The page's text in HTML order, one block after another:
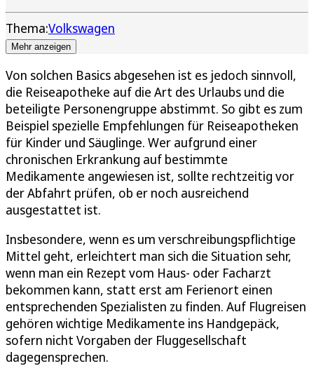
Thema:Volkswagen
Mehr anzeigen
Von solchen Basics abgesehen ist es jedoch sinnvoll,
die Reiseapotheke auf die Art des Urlaubs und die
beteiligte Personengruppe abstimmt. So gibt es zum
Beispiel spezielle Empfehlungen für Reiseapotheken
für Kinder und Säuglinge. Wer aufgrund einer
chronischen Erkrankung auf bestimmte
Medikamente angewiesen ist, sollte rechtzeitig vor
der Abfahrt prüfen, ob er noch ausreichend
ausgestattet ist.
Insbesondere, wenn es um verschreibungspflichtige
Mittel geht, erleichtert man sich die Situation sehr,
wenn man ein Rezept vom Haus- oder Facharzt
bekommen kann, statt erst am Ferienort einen
entsprechenden Spezialisten zu finden. Auf Flugreisen
gehören wichtige Medikamente ins Handgepäck,
sofern nicht Vorgaben der Fluggesellschaft
dagegensprechen.